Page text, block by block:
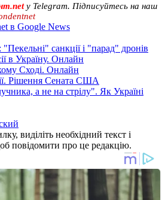
у Telegram. Підписуйтесь на наш
в Google News
санкції і "парад" дронів
в Україну. Онлайн
Сході. Онлайн
Рішення Сената США
а не на стрілу". Як Україні
виділіть необхідний текст і
повідомити про це редакцію.